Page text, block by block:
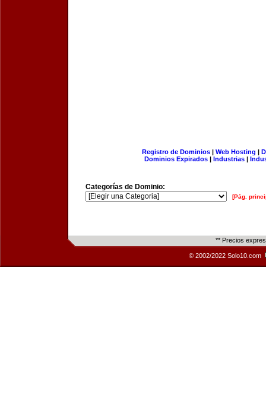
Registro de Dominios| Web Hosting |
Dominios Expirados | Industrias |
Categorías de Dominio:
[Pág.
** Precios
© 2002/2022 Solo10.com